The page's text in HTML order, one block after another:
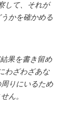
して、それが
かを確かめる
果を書き留め
わざわざあな
りにいるため
ん。